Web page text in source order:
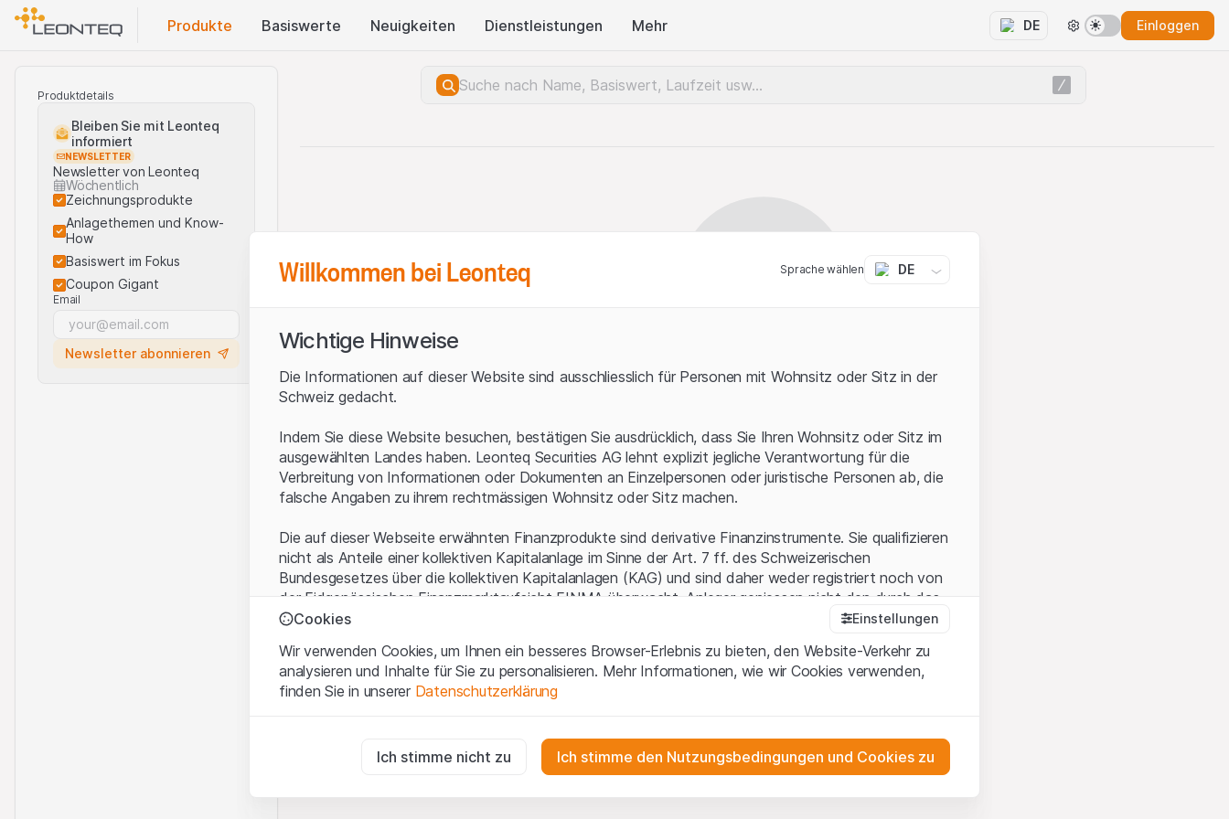
Produkte Basis​werte Neuigkeiten Dienstleistungen Mehr DE Einloggen
Produktdetails
Bleiben Sie mit Leonteq
informiert
NEWSLETTER
Newsletter von Leonteq
Wöchentlich
Zeichnungsprodukte
Anlagethemen und Know-
How
Basiswert im Fokus
Coupon Gigant
Email
Newsletter abonnieren
Willkommen bei Leonteq Sprache wählen DE
Wichtige Hinweise
Die Informationen auf dieser Website sind ausschliesslich für Personen mit Wohnsitz oder Sitz in der
Schweiz gedacht.
Indem Sie diese Website besuchen, bestätigen Sie ausdrücklich, dass Sie Ihren Wohnsitz oder Sitz im
ausgewählten Landes haben. Leonteq Securities AG lehnt explizit jegliche Verantwortung für die
Verbreitung von Informationen oder Dokumenten an Einzelpersonen oder juristische Personen ab, die
falsche Angaben zu ihrem rechtmässigen Wohnsitz oder Sitz machen.
Die auf dieser Webseite erwähnten Finanzprodukte sind derivative Finanzinstrumente. Sie qualifizieren
nicht als Anteile einer kollektiven Kapitalanlage im Sinne der Art. 7 ff. des Schweizerischen
Bundesgesetzes über die kollektiven Kapitalanlagen (KAG) und sind daher weder registriert noch von
der Eidgenössischen Finanzmarktaufsicht FINMA überwacht. Anleger geniessen nicht den durch das
KAG vermittelten spezifischen Anlegerschutz.
Anwendungsbedingungen und rechtliche Informationen
Mit dem Zugriff auf diese Website der Leonteq Securities AG (die "Website") erklären Sie, dass Sie die
rechtlichen Informationen und die wichtigen Hinweise und
Sämtliche Immaterialgüterrechte (wie z.B. Urheber¬, Design¬ und Markenrechte) an dem auf der
Cookies Einstellungen
Wir verwenden Cookies, um Ihnen ein besseres Browser-Erlebnis zu bieten, den Website-Verkehr zu
analysieren und Inhalte für Sie zu personalisieren. Mehr Informationen, wie wir Cookies verwenden,
finden Sie in unserer Datenschutzerklärung
Diese Cookies sind für die Website erforderlich und können nicht deaktiviert werden.
Ich stimme nicht zu Ich stimme den Nutzungsbedingungen und Cookies zu